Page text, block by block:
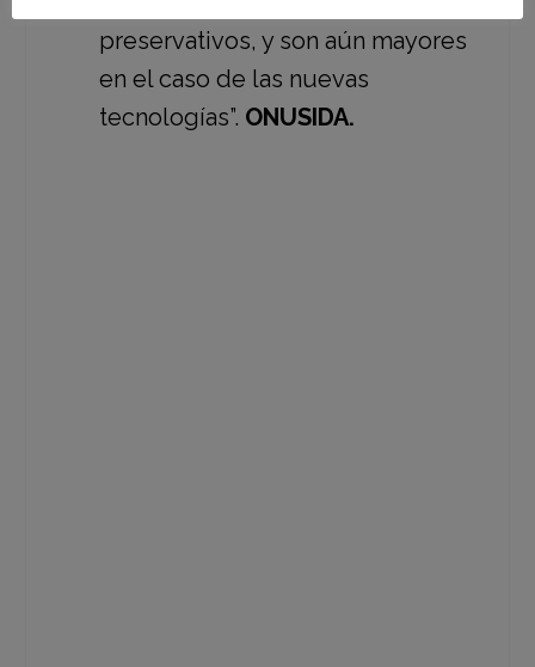
preservativos, y son aún mayores
en el caso de las nuevas
tecnologías”. ONUSIDA.